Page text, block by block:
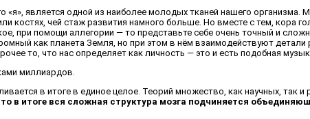
«я», является одной из наиболее молодых тканей нашего
костях, чей стаж развития намного больше. Но вместе с тем, кора
при помощи аллегории — то представьте себе очень точный и
как планета Земля, но при этом в нём взаимодействуют
то, что нас определяет как личность — это и есть подобная
миллиардов.
в итоге в единое целое. Теорий множество, как научных,
в итоге вся сложная структура мозга подчиняется